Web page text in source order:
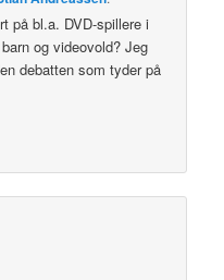
på bl.a. DVD-spillere i
og videovold? Jeg
debatten som tyder på